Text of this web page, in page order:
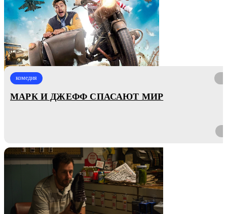
комедия
МАРК И ДЖЕФФ СПАСАЮТ МИР